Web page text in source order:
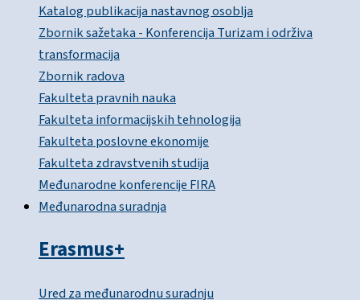
Katalog publikacija nastavnog osoblja
Zbornik sažetaka - Konferencija Turizam i održiva
transformacija
Zbornik radova
Fakulteta pravnih nauka
Fakulteta informacijskih tehnologija
Fakulteta poslovne ekonomije
Fakulteta zdravstvenih studija
Međunarodne konferencije FIRA
Međunarodna suradnja
Erasmus+
Ured za međunarodnu suradnju